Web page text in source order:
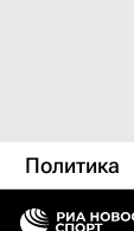
Политика